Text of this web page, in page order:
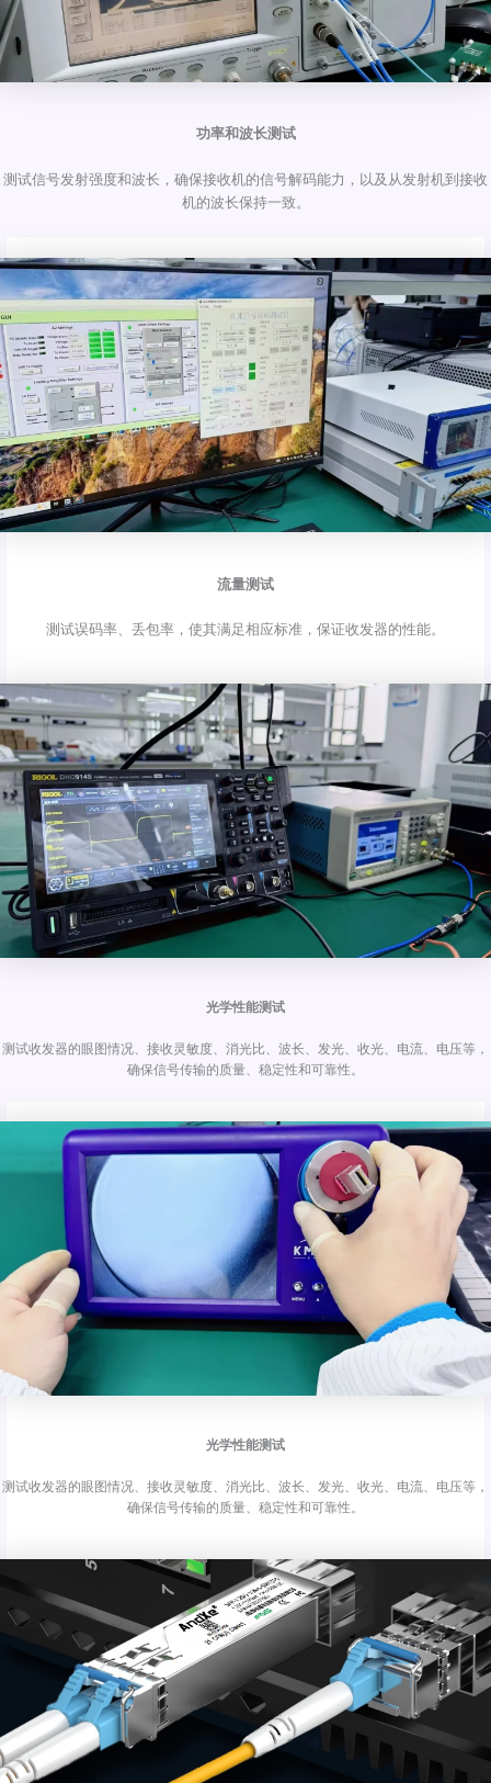
功率和波长测试
测试信号发射强度和波长，确保接收机的信号解码能力，以及从发射机到接收
机的波长保持一致。
流量测试
测试误码率、丢包率，使其满足相应标准，保证收发器的性能。
光学性能测试
测试收发器的眼图情况、接收灵敏度、消光比、波长、发光、收光、电流、电压等，
确保信号传输的质量、稳定性和可靠性。
光学性能测试
测试收发器的眼图情况、接收灵敏度、消光比、波长、发光、收光、电流、电压等，
确保信号传输的质量、稳定性和可靠性。